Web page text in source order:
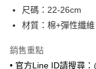
Apple Pay
街口支付
悠遊付
尺碼：22-26cm
材質：棉+彈性纖維
銷售重點
• 官方Line ID請搜尋